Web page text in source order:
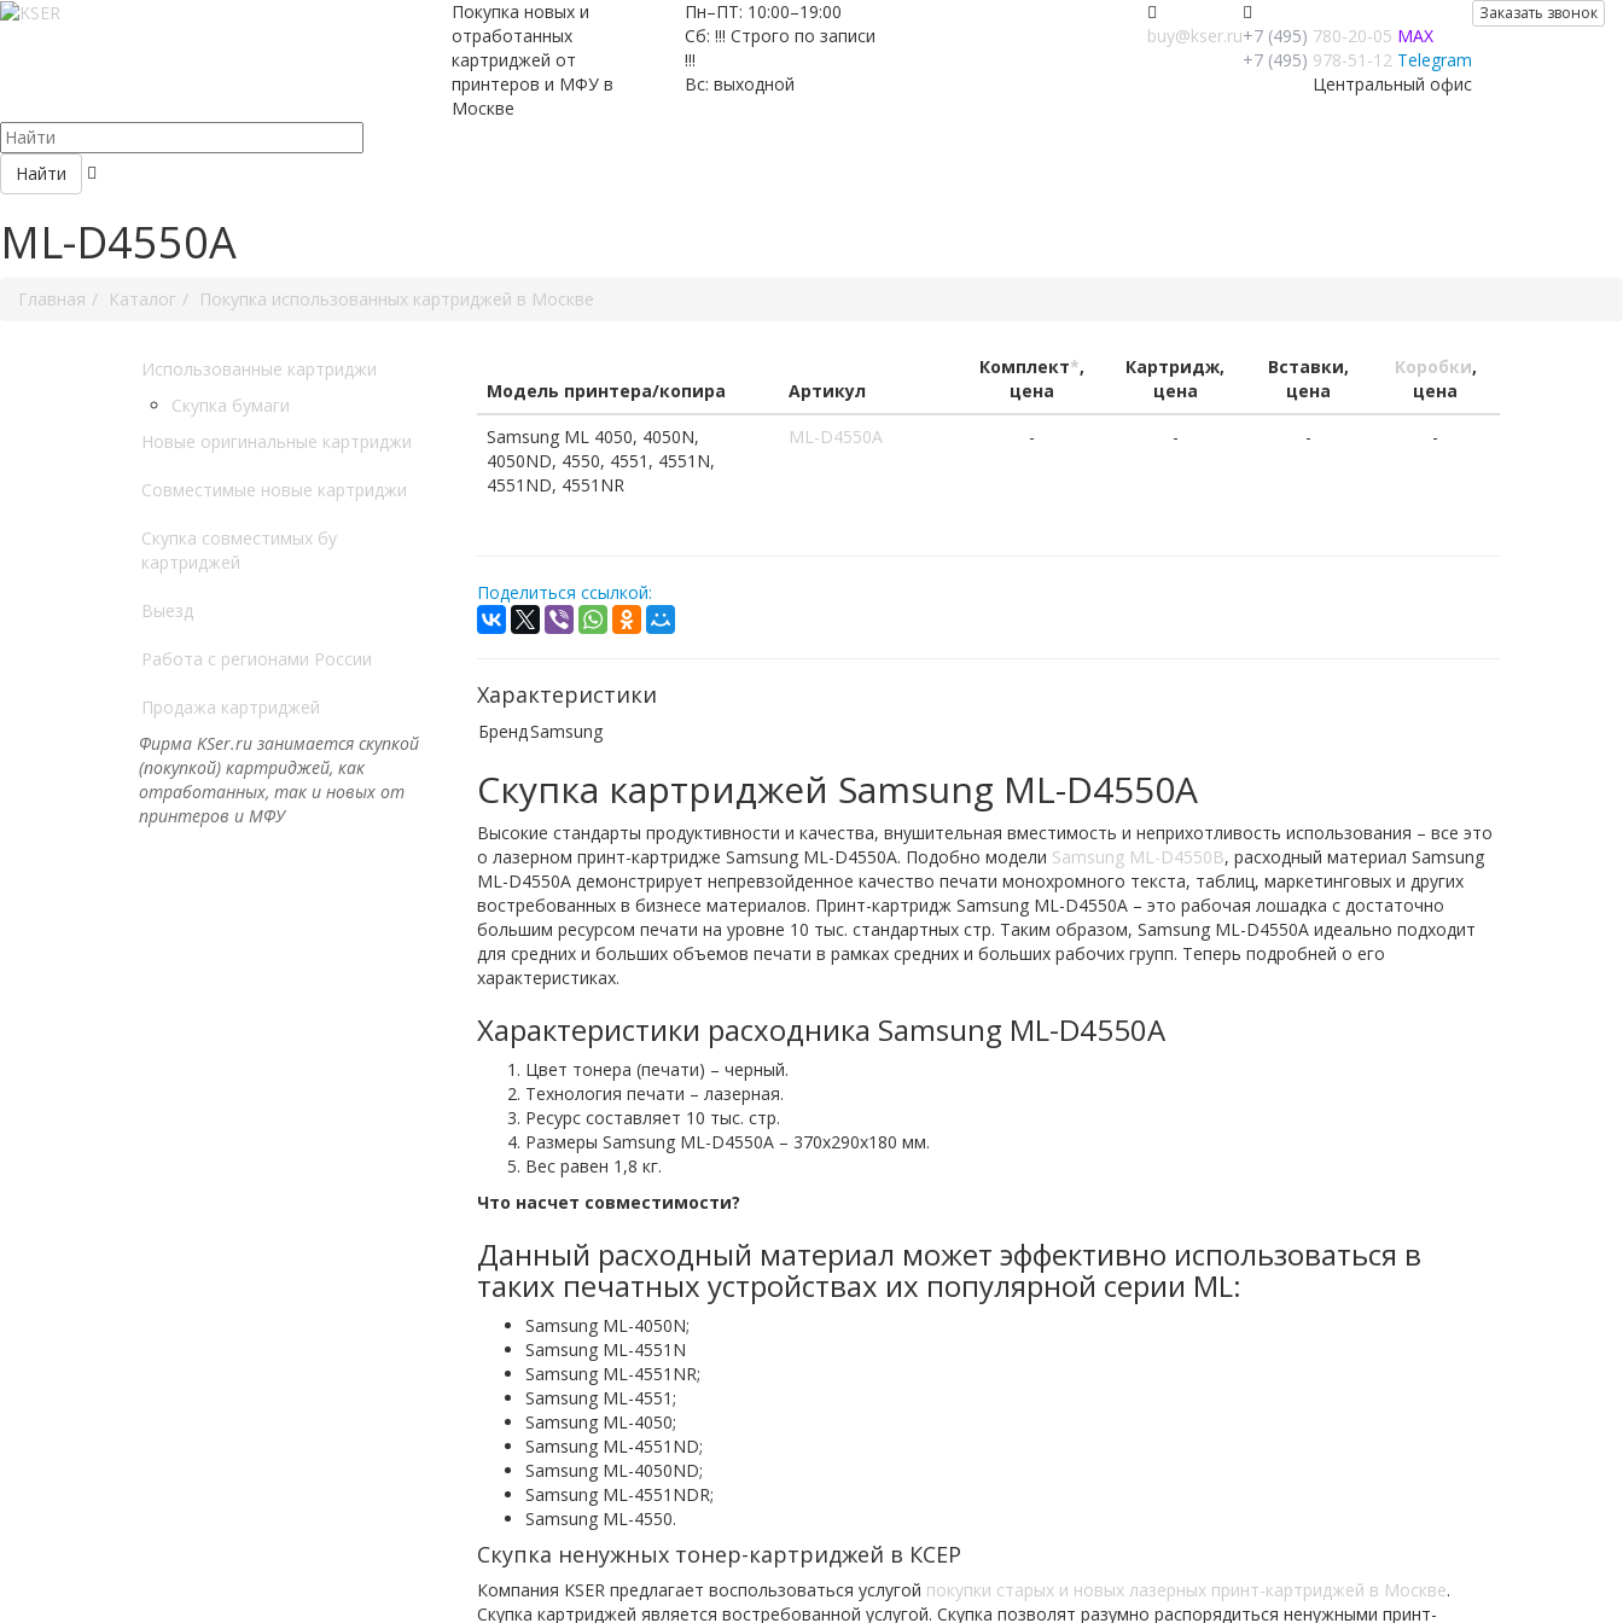
Покупка новых и
отработанных
картриджей от
принтеров и МФУ в
Москве
Пн–ПТ: 10:00–19:00
Сб: !!! Строго по записи
!!!
Вс: выходной
Заказать звонок
+7 (495) 780-20-05 MAX
+7 (495) 978-51-12 Telegram
Центральный офис
buy@kser.ru
Найти
ML-D4550A
Главная Каталог Покупка использованных картриджей в Москве
Использованные картриджи
Скупка бумаги
Новые оригинальные картриджи
Совместимые новые картриджи
Скупка совместимых бу
картриджей
Выезд
Работа с регионами России
Продажа картриджей
Фирма KSer.ru занимается скупкой
(покупкой) картриджей, как
отработанных, так и новых от
принтеров и МФУ
Модель принтера/копира Артикул
Комплект*,
цена
Картридж,
цена
Вставки,
цена
Коробки,
цена
Samsung ML 4050, 4050N,
4050ND, 4550, 4551, 4551N,
4551ND, 4551NR
ML-D4550A - - - -
Поделиться ссылкой:
Характеристики
БрендSamsung
Скупка картриджей Samsung ML-D4550A
Высокие стандарты продуктивности и качества, внушительная вместимость и неприхотливость использования – все это
о лазерном принт-картридже Samsung ML-D4550A. Подобно модели Samsung ML-D4550B, расходный материал Samsung
ML-D4550A демонстрирует непревзойденное качество печати монохромного текста, таблиц, маркетинговых и других
востребованных в бизнесе материалов. Принт-картридж Samsung ML-D4550A – это рабочая лошадка с достаточно
большим ресурсом печати на уровне 10 тыс. стандартных стр. Таким образом, Samsung ML-D4550A идеально подходит
для средних и больших объемов печати в рамках средних и больших рабочих групп. Теперь подробней о его
характеристиках.
Характеристики расходника Samsung ML-D4550A
Цвет тонера (печати) – черный.
Технология печати – лазерная.
Ресурс составляет 10 тыс. стр.
Размеры Samsung ML-D4550A – 370х290х180 мм.
Вес равен 1,8 кг.
Что насчет совместимости?
Данный расходный материал может эффективно использоваться в
таких печатных устройствах их популярной серии ML:
Samsung ML-4050N;
Samsung ML-4551N
Samsung ML-4551NR;
Samsung ML-4551;
Samsung ML-4050;
Samsung ML-4551ND;
Samsung ML-4050ND;
Samsung ML-4551NDR;
Samsung ML-4550.
Скупка ненужных тонер-картриджей в КСЕР
Компания KSER предлагает воспользоваться услугой покупки старых и новых лазерных принт-картриджей в Москве.
Скупка картриджей является востребованной услугой. Скупка позволят разумно распорядиться ненужными принт-